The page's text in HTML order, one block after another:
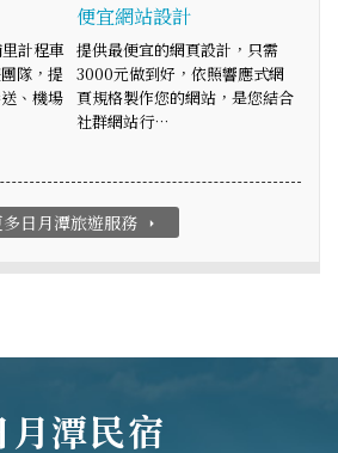
計程車
隊，提
、機場
便宜網站設計
提供最便宜的網頁設計，只需
3000元做到好，依照響應式網
頁規格製作您的網站，是您結合
社群網站行…
多日月潭旅遊服務 arrow_right
月潭民宿